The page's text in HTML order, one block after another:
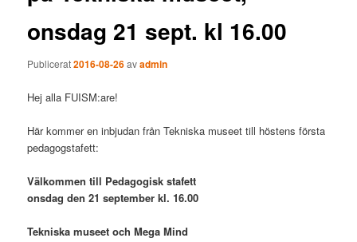
onsdag 21 sept. kl 16.00
Publicerat2016-08-26avadmin
Hej alla FUISM:are!
Här kommer en inbjudan från Tekniska museet till höstens första
pedagogstafett:
Välkommen till Pedagogisk stafett
onsdag den 21 september kl. 16.00
Tekniska museet och Mega Mind